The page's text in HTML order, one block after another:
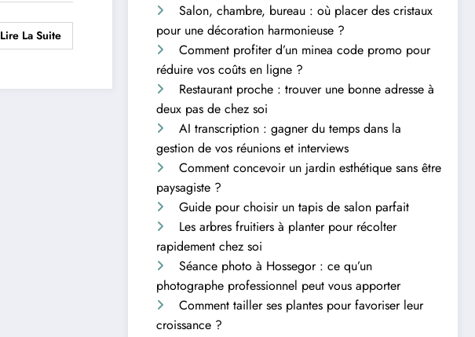
Lire La Suite
Salon, chambre, bureau : où placer des cristaux
pour une décoration harmonieuse ?
Comment profiter d’un minea code promo pour
réduire vos coûts en ligne ?
Restaurant proche : trouver une bonne adresse à
deux pas de chez soi
AI transcription : gagner du temps dans la
gestion de vos réunions et interviews
Comment concevoir un jardin esthétique sans être
paysagiste ?
Guide pour choisir un tapis de salon parfait
Les arbres fruitiers à planter pour récolter
rapidement chez soi
Séance photo à Hossegor : ce qu’un
photographe professionnel peut vous apporter
Comment tailler ses plantes pour favoriser leur
croissance ?